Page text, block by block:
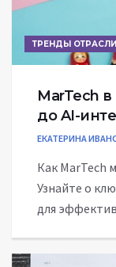
ТРЕНДЫ
MarTech
до AI-
ЕКАТЕРИНА
Как MarTech
Узнайте о
для